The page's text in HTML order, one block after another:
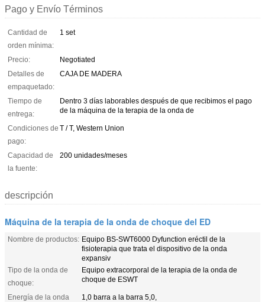
Pago y Envío Términos
Cantidad de
orden mínima:
1 set
Precio:
Negotiated
Detalles de
empaquetado:
CAJA DE MADERA
Tiempo de
entrega:
Dentro 3 días laborables después de que recibimos el pago
de la máquina de la terapia de la onda de
Condiciones de
pago:
T / T, Western Union
Capacidad de
la fuente:
200 unidades/meses
descripción
Máquina de la terapia de la onda de choque del ED
Nombre de productos: Equipo BS-SWT6000 Dyfunction eréctil de la
fisioterapia que trata el dispositivo de la onda
expansiv
Tipo de la onda de
choque:
Equipo extracorporal de la terapia de la onda de
choque de ESWT
Energía de la onda
1,0 barra a la barra 5,0,